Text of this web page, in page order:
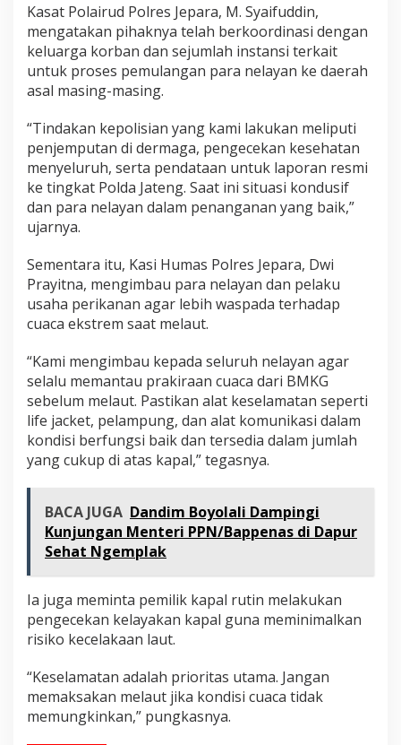
Kasat Polairud Polres Jepara, M. Syaifuddin,
mengatakan pihaknya telah berkoordinasi dengan
keluarga korban dan sejumlah instansi terkait
untuk proses pemulangan para nelayan ke daerah
asal masing-masing.
“Tindakan kepolisian yang kami lakukan meliputi
penjemputan di dermaga, pengecekan kesehatan
menyeluruh, serta pendataan untuk laporan resmi
ke tingkat Polda Jateng. Saat ini situasi kondusif
dan para nelayan dalam penanganan yang baik,”
ujarnya.
Sementara itu, Kasi Humas Polres Jepara, Dwi
Prayitna, mengimbau para nelayan dan pelaku
usaha perikanan agar lebih waspada terhadap
cuaca ekstrem saat melaut.
“Kami mengimbau kepada seluruh nelayan agar
selalu memantau prakiraan cuaca dari BMKG
sebelum melaut. Pastikan alat keselamatan seperti
life jacket, pelampung, dan alat komunikasi dalam
kondisi berfungsi baik dan tersedia dalam jumlah
yang cukup di atas kapal,” tegasnya.
BACA JUGA Dandim Boyolali Dampingi
Kunjungan Menteri PPN/Bappenas di Dapur
Sehat Ngemplak
Ia juga meminta pemilik kapal rutin melakukan
pengecekan kelayakan kapal guna meminimalkan
risiko kecelakaan laut.
“Keselamatan adalah prioritas utama. Jangan
memaksakan melaut jika kondisi cuaca tidak
memungkinkan,” pungkasnya.